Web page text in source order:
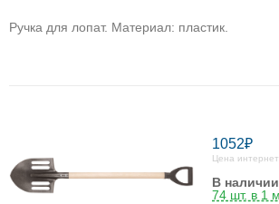
Ручка для лопат. Материал: пластик.
1052₽
Цена
В
74 шт. в 1